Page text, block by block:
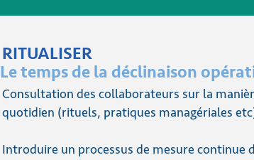
RITUALISER
Le temps de la déclinaison
Consultation des collaborateurs sur la
quotidien (rituels, pratiques managériales
Introduire un processus de mesure continue